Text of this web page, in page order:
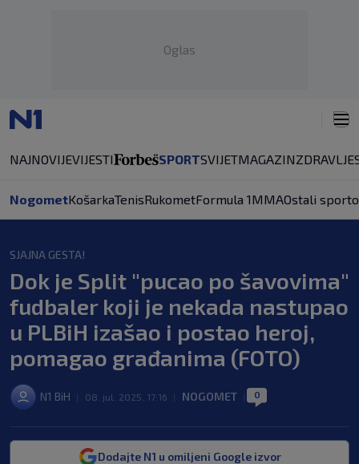
Oglas
NAJNOVIJEVIJESTI SPORTSVIJETMAGAZINZDRAVLJE
NogometKošarkaTenisRukometFormula 1MMAOstali
SJAJNA GESTA!
Dok je Split "pucao po šavovima"
fudbaler koji je nekada nastupao
u PLBiH izašao i postao heroj,
pomagao građanima (FOTO)
N1 BiH 08. jul. 2025. 17:16 NOGOMET 0
Dodajte N1 u omiljeni Google izvor